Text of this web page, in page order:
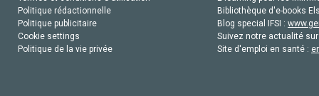
Politique rédactionnelle
Politique publicitaire
Cookie settings
Politique de la vie privée
Bibliothèque d'e-books
Blog special IFSI :
Suivez notre actualité
Site d'emploi en santé :